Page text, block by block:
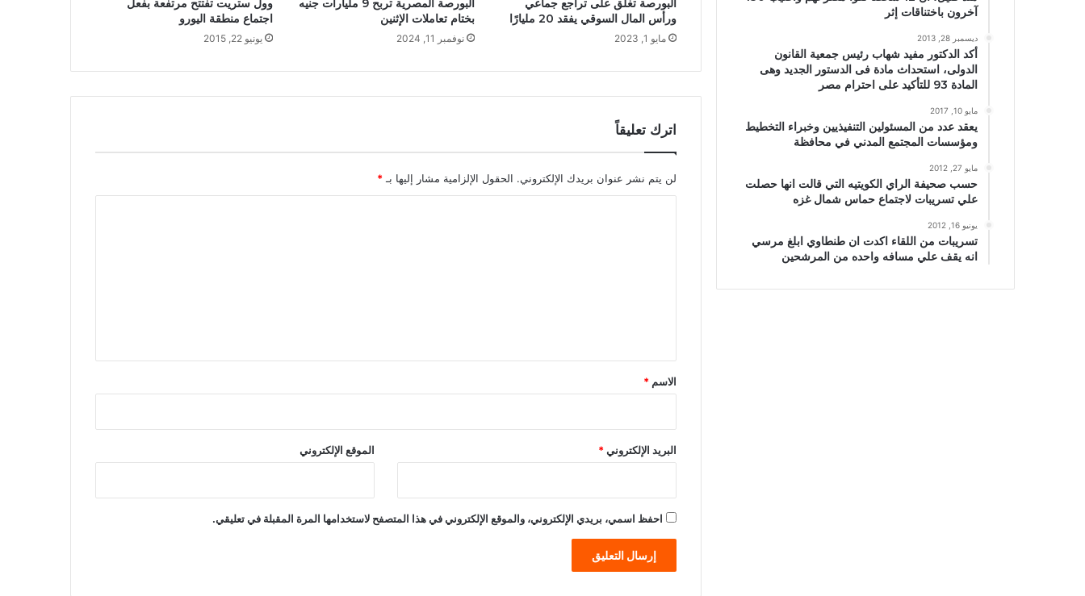
البورصة تغلق على تراجع جماعي
ورأس المال السوقي يفقد 20 مليارًا
مايو 1, 2023
البورصة المصرية تربح 9 مليارات جنيه
بختام تعاملات الإثنين
نوفمبر 11, 2024
وول ستريت تفتتح مرتفعة بفعل
اجتماع منطقة اليورو
يونيو 22, 2015
اترك تعليقاً
لن يتم نشر عنوان بريدك الإلكتروني. الحقول الإلزامية مشار إليها بـ *
*
الاسم *
البريد الإلكتروني* الموقع الإلكتروني
احفظ اسمي، بريدي الإلكتروني، والموقع الإلكتروني في هذا المتصفح لاستخدامها المرة المقبلة في تعليقي.
آخرون باختناقات إثر
ديسمبر 28, 2013
أكد الدكتور مفيد شهاب رئيس جمعية القانون
الدولى، استحداث مادة فى الدستور الجديد وهى
المادة 93 للتأكيد على احترام مصر
مايو 10, 2017
يعقد عدد من المسئولين التنفيذيين وخبراء التخطيط
ومؤسسات المجتمع المدني في محافظة
مايو 27, 2012
حسب صحيفة الراي الكويتيه التي قالت انها حصلت
علي تسريبات لاجتماع حماس شمال غزه
يونيو 16, 2012
تسريبات من اللقاء اكدت ان طنطاوي ابلغ مرسي
انه يقف علي مسافه واحده من المرشحين